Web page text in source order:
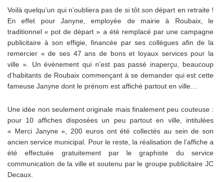
Voilà quelqu’un qui n’oubliera pas de si tôt son départ en retraite !
En effet pour Janyne, employée de mairie à Roubaix, le
traditionnel « pot de départ » a été remplacé par une campagne
publicitaire à son effigie, financée par ses collègues afin de la
remercier « de ses 47 ans de bons et loyaux services pour la
ville ». Un évènement qui n’est pas passé inaperçu, beaucoup
d’habitants de Roubaix commençant à se demander qui est cette
fameuse Janyne dont le prénom est affiché partout en ville…
Une idée non seulement originale mais finalement peu couteuse :
pour 10 affiches disposées un peu partout en ville, intitulées
« Merci Janyne », 200 euros ont été collectés au sein de son
ancien service municipal. Pour le reste, la réalisation de l’affiche a
été effectuée gratuitement par le graphiste du service
communication de la ville et soutenu par le groupe publicitaire JC
Decaux.